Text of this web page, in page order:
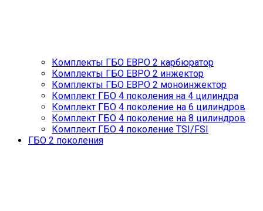
Комплекты ГБО ЕВРО 2 карбюратор
Комплекты ГБО ЕВРО 2 инжектор
Комплекты ГБО ЕВРО 2 моноинжектор
Комплект ГБО 4 поколения на 4 цилиндра
Комплект ГБО 4 поколение на 6 цилиндров
Комплект ГБО 4 поколение на 8 цилиндров
Комплект ГБО 4 поколение TSI/FSI
ГБО 2 поколения